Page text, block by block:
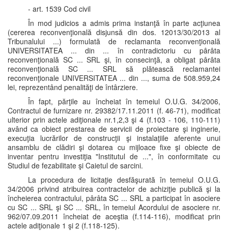
- art. 1539 Cod civil
În mod judicios a admis prima instanţă în parte acţiunea
(cererea reconvenţională disjunsă din dos. 12013/30/2013 al
Tribunalului ...) formulată de reclamanta reconvenţională
UNIVERSITATEA ... din ... în contradictoriu cu pârâta
reconvenţională SC ... SRL şi, în consecinţă, a obligat pârâta
reconvenţională SC ... SRL să plătească reclamantei
reconvenţionale UNIVERSITATEA ... din ..., suma de 508.959,24
lei, reprezentând penalităţi de întârziere.
În fapt, părţile au încheiat în temeiul O.U.G. 34/2006,
Contractul de furnizare nr. 29382/17.11.2011 (f. 46-71), modificat
ulterior prin actele adiţionale nr.1,2,3 şi 4 (f.103 - 106, 110-111)
având ca obiect prestarea de servicii de proiectare şi inginerie,
execuţia lucrărilor de construcţii şi instalaţiile aferente unui
ansamblu de clădiri şi dotarea cu mijloace fixe şi obiecte de
inventar pentru investiţia "Institutul de ...", în conformitate cu
Studiul de fezabilitate şi Caietul de sarcini.
La procedura de licitaţie desfăşurată în temeiul O.U.G.
34/2006 privind atribuirea contractelor de achiziţie publică şi la
încheierea contractului, pârâta SC ... SRL a participat în asociere
cu SC ... SRL şi SC ... SRL, în temeiul Acordului de asociere nr.
962/07.09.2011 încheiat de aceştia (f.114-116), modificat prin
actele adiţionale 1 şi 2 (f.118-125).